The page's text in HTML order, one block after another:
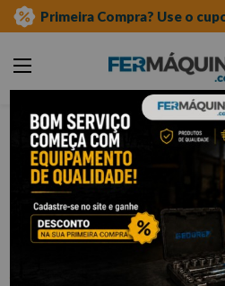
Primeira Compra? Use o
ferramentas
soquetes de meia"
sextavado